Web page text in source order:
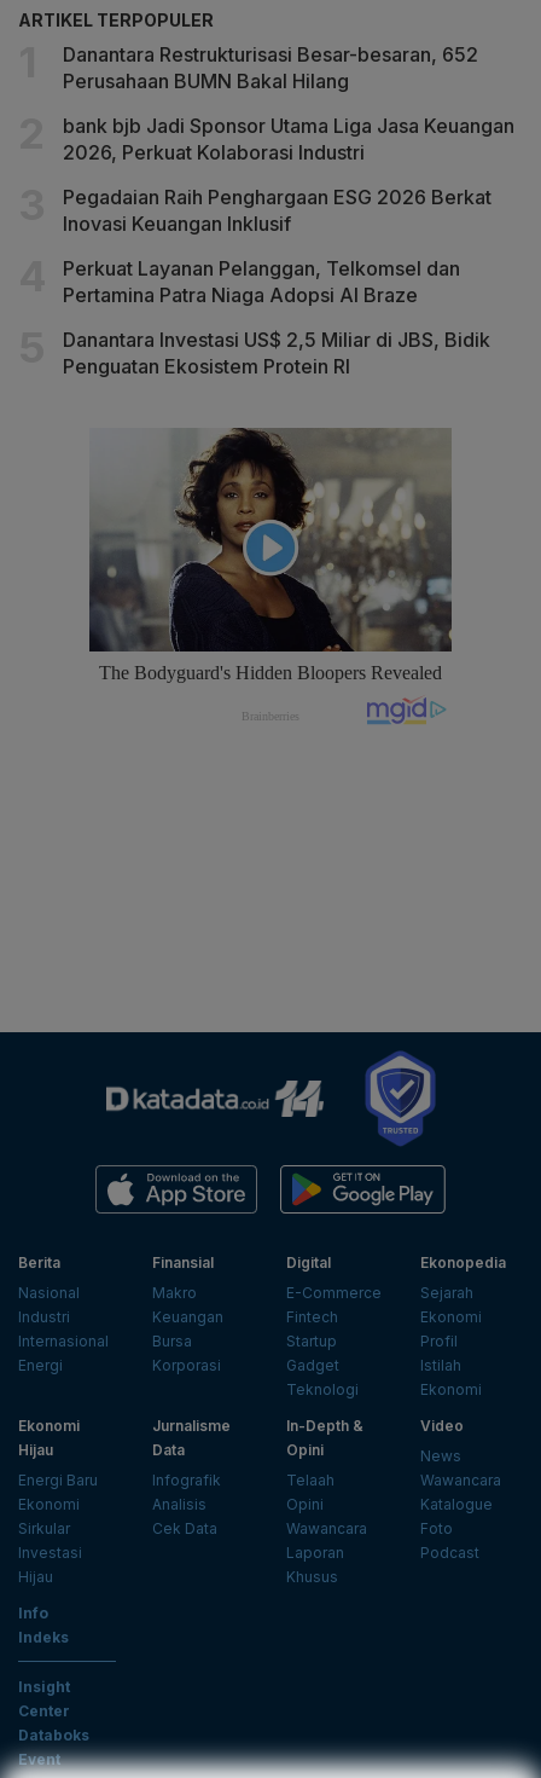
ARTIKEL TERPOPULER
Danantara Restrukturisasi Besar-besaran, 652
Perusahaan BUMN Bakal Hilang
bank bjb Jadi Sponsor Utama Liga Jasa Keuangan
2026, Perkuat Kolaborasi Industri
Pegadaian Raih Penghargaan ESG 2026 Berkat
Inovasi Keuangan Inklusif
Perkuat Layanan Pelanggan, Telkomsel dan
Pertamina Patra Niaga Adopsi AI Braze
Danantara Investasi US$ 2,5 Miliar di JBS, Bidik
Penguatan Ekosistem Protein RI
Berita
Nasional
Industri
Internasional
Energi
Finansial
Makro
Keuangan
Bursa
Korporasi
Digital
E-Commerce
Fintech
Startup
Gadget
Teknologi
Ekonopedia
Sejarah
Ekonomi
Profil
Istilah
Ekonomi
Ekonomi
Hijau
Energi Baru
Ekonomi
Sirkular
Investasi
Hijau
Jurnalisme
Data
Infografik
Analisis
Cek Data
In-Depth &
Opini
Telaah
Opini
Wawancara
Laporan
Khusus
Video
News
Wawancara
Katalogue
Foto
Podcast
Info
Indeks
Insight
Center
Databoks
Event